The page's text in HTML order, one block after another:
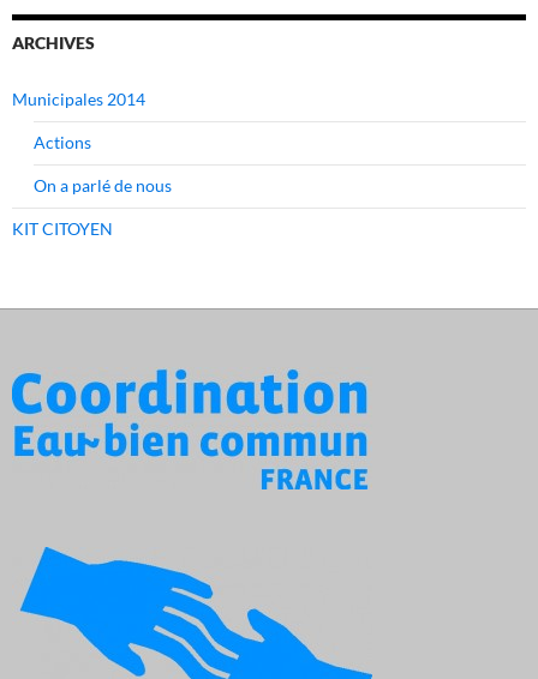
ARCHIVES
Municipales 2014
Actions
On a parlé de nous
KIT CITOYEN